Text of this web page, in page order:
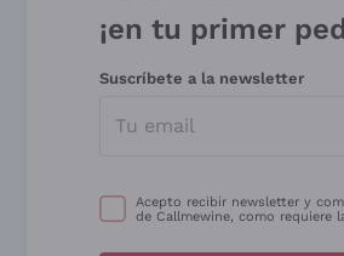
¡en tu primer
Suscríbete a la newsletter
Acepto recibir newsletter y
de Callmewine, como requiere